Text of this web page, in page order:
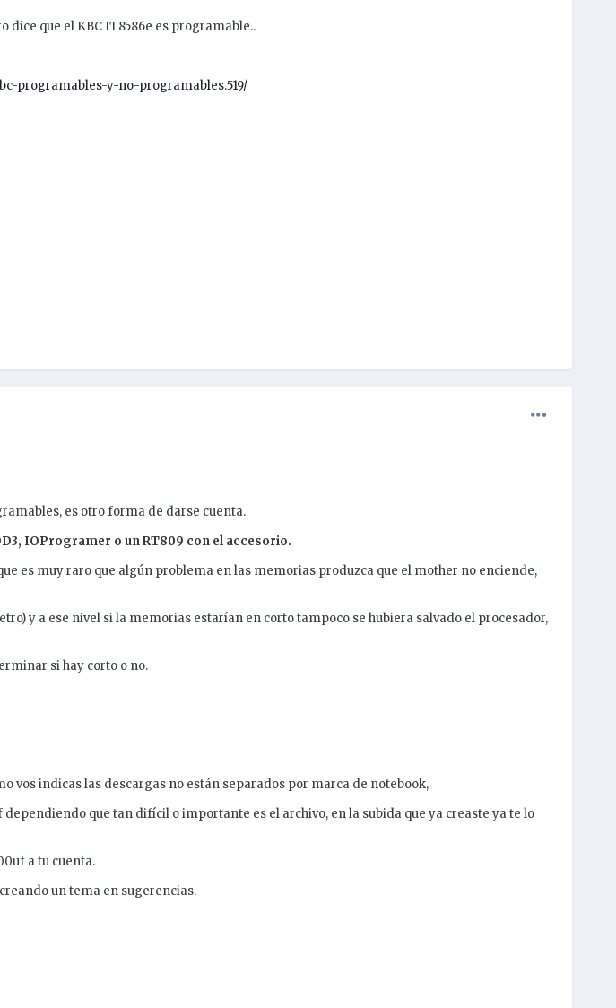
dice que el KBC IT8586e es programable..
programables-y-no-programables.519/
es otro forma de darse cuenta.
IOProgramer o un RT809 con el accesorio.
es muy raro que algún problema en las memorias produzca que el mother no enciende,
y a ese nivel si la memorias estarían en corto tampoco se hubiera salvado el procesador,
si hay corto o no.
vos indicas las descargas no están separados por marca de notebook,
dependiendo que tan difícil o importante es el archivo, en la subida que ya creaste ya te lo
a tu cuenta.
un tema en sugerencias.